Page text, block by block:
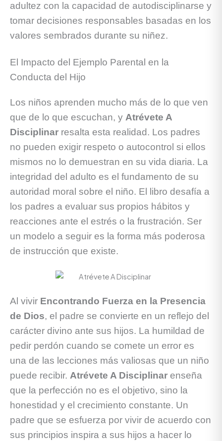
adultez con la capacidad de autodisciplinarse y
tomar decisiones responsables basadas en los
valores sembrados durante su niñez.
El Impacto del Ejemplo Parental en la
Conducta del Hijo
Los niños aprenden mucho más de lo que ven
que de lo que escuchan, y Atrévete A
Disciplinar resalta esta realidad. Los padres
no pueden exigir respeto o autocontrol si ellos
mismos no lo demuestran en su vida diaria. La
integridad del adulto es el fundamento de su
autoridad moral sobre el niño. El libro desafía a
los padres a evaluar sus propios hábitos y
reacciones ante el estrés o la frustración. Ser
un modelo a seguir es la forma más poderosa
de instrucción que existe.
Al vivir Encontrando Fuerza en la Presencia
de Dios, el padre se convierte en un reflejo del
carácter divino ante sus hijos. La humildad de
pedir perdón cuando se comete un error es
una de las lecciones más valiosas que un niño
puede recibir. Atrévete A Disciplinar enseña
que la perfección no es el objetivo, sino la
honestidad y el crecimiento constante. Un
padre que se esfuerza por vivir de acuerdo con
sus principios inspira a sus hijos a hacer lo